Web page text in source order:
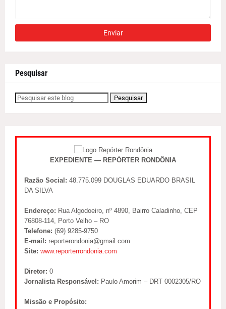
Pesquisar
EXPEDIENTE — REPÓRTER RONDÔNIA
Razão Social: 48.775.099 DOUGLAS EDUARDO BRASIL
DA SILVA
Endereço: Rua Algodoeiro, nº 4890, Bairro Caladinho, CEP
76808-114, Porto Velho – RO
Telefone: (69) 9285-9750
E-mail: reporterondonia@gmail.com
Site: www.reporterrondonia.com
Diretor: 0
Jornalista Responsável: Paulo Amorim – DRT 0002305/RO
Missão e Propósito: